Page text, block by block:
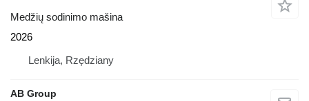
Medžių sodinimo mašina
2026
Lenkija, Rzędziany
AB Group